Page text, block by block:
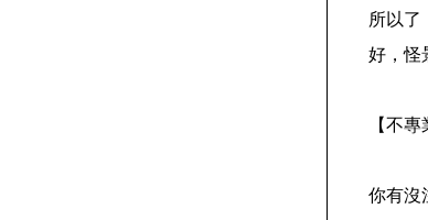
所以了
好，怪
【不
你有沒